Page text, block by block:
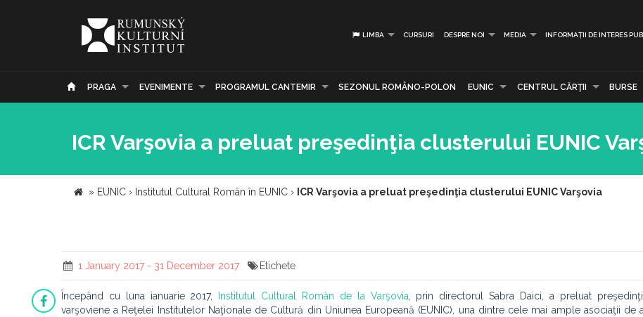
LIMBA CURSURI DESPRE NOI MEDIA INFORMAȚII DE INTERES
PRAGA EVENIMENTE PROGRAMUL CANTEMIR SEZONUL ROMÂNO-POLON EUNIC CENTRUL CĂRŢII BURSE
ICR Varşovia a preluat preşedinţia clusterului EUNIC
» EUNIC › Institutul Cultural Român în EUNIC › ICR Varşovia a preluat preşedinţia clusterului EUNIC Varşovia
1 January 2017 - 31 December 2017 Etichete
Începând cu luna ianuarie 2017, Institutul Cultural Român de la Varşovia , prin directorul Sabra Daici, a preluat
varşoviene a Reţelei Institutelor Naţionale de Cultură din Uniunea Europeană (EUNIC), una dintre cele mai ample asociaţii de